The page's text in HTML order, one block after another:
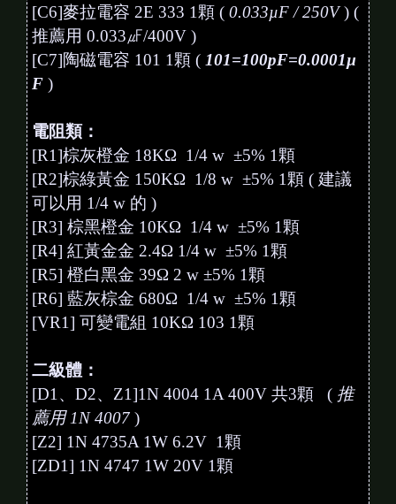
[C6]麥拉電容 2E 333 1顆 ( 0.033µF / 250V) (
推薦用 0.033㎌/400V )
[C7]陶磁電容 101 1顆 ( 101=100pF=0.0001µ
F )
電阻類：
[R1]棕灰橙金 18KΩ 1/4 w ±5% 1顆
[R2]棕綠黃金 150KΩ 1/8 w ±5% 1顆 ( 建議
可以用 1/4 w 的 )
[R3] 棕黑橙金 10KΩ 1/4 w ±5% 1顆
[R4] 紅黃金金 2.4Ω 1/4 w ±5% 1顆
[R5] 橙白黑金 39Ω 2 w ±5% 1顆
[R6] 藍灰棕金 680Ω 1/4 w ±5% 1顆
[VR1] 可變電組 10KΩ 103 1顆
二級體：
[D1、D2、Z1]1N 4004 1A 400V 共3顆 ( 推
薦用 1N 4007 )
[Z2] 1N 4735A 1W 6.2V 1顆
[ZD1] 1N 4747 1W 20V 1顆